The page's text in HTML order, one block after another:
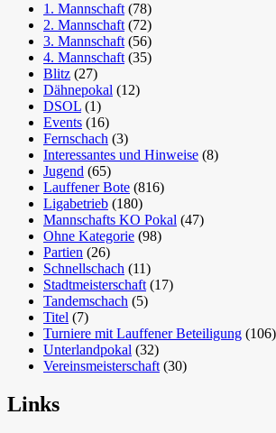
1. Mannschaft (78)
2. Mannschaft (72)
3. Mannschaft (56)
4. Mannschaft (35)
Blitz (27)
Dähnepokal (12)
DSOL (1)
Events (16)
Fernschach (3)
Interessantes und Hinweise (8)
Jugend (65)
Lauffener Bote (816)
Ligabetrieb (180)
Mannschafts KO Pokal (47)
Ohne Kategorie (98)
Partien (26)
Schnellschach (11)
Stadtmeisterschaft (17)
Tandemschach (5)
Titel (7)
Turniere mit Lauffener Beteiligung (106)
Unterlandpokal (32)
Vereinsmeisterschaft (30)
Links